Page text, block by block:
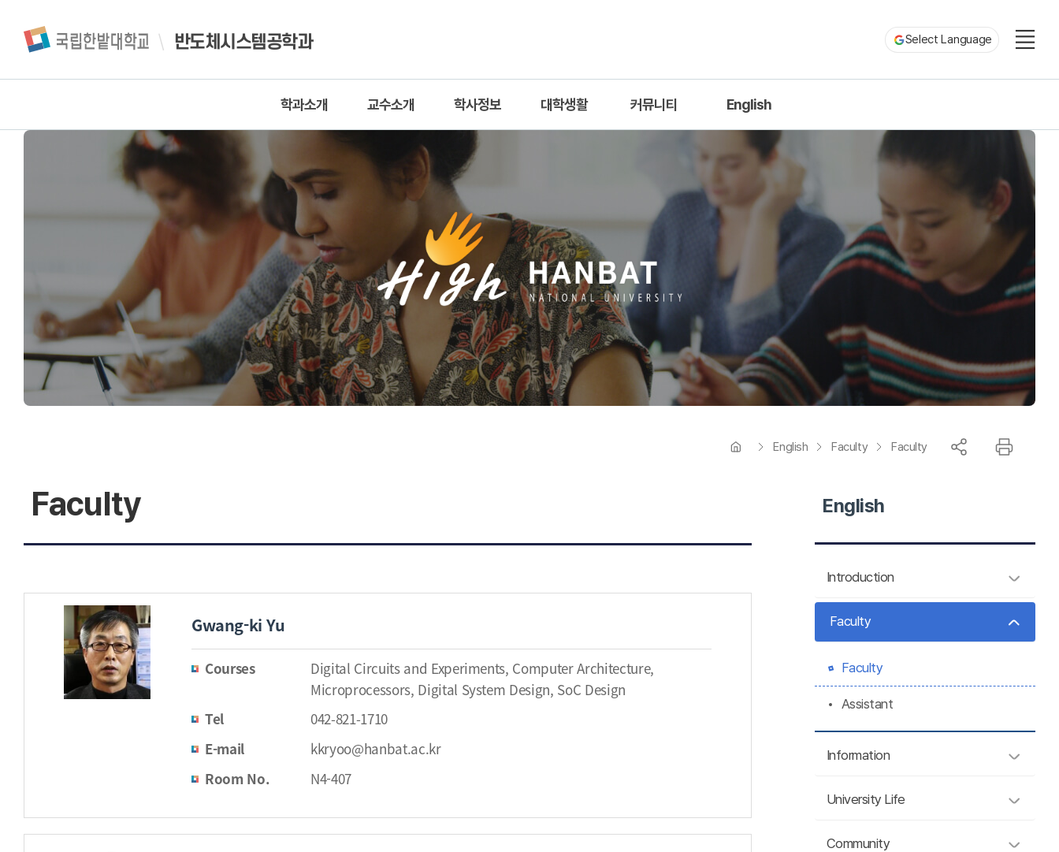
반도체시스템공학과 Select Language
학과소개
학과소개
학과연혁
찾아오시는길
교수소개 학사정보
교육과정
교과목 안내
이수체계도
졸업요건
전공능력
대학생활 커뮤니티
자료실
진로개발 로드맵
English
Introduction
Faculty
University Life
Community
English
Introduction
Faculty
Faculty
Assistant
Information
University Life
Community
Faculty
English Faculty Faculty
Gwang-ki Yu
Courses
Digital Circuits and Experiments, Computer Architecture,
Microprocessors, Digital System Design, SoC Design
Tel
042-821-1710
E-mail
kkryoo@hanbat.ac.kr
Room No.
N4-407